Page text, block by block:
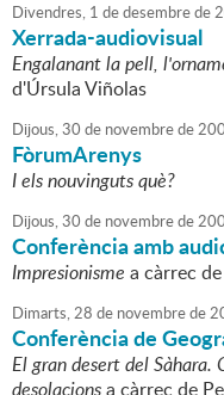
Divendres, 1 dedesembrede
Xerrada-audiovisual
Engalanant la pell,
d'Úrsula Viñolas
Dijous,30 de novembrede
FòrumArenys
I els nouvinguts què?
Dijous,30 de novembrede
Conferència amb
Impresionisme a càrrec
Dimarts,28 de novembrede
Conferència de
El gran desert del Sàhara.
desolacionsa càrrec de